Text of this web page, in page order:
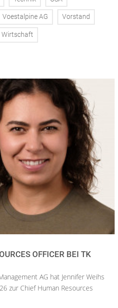
Voestalpine AG Vorstand
Wirtschaft
OFFICER BEI TK
AG hat Jennifer Weihs
zur Chief Human Resources